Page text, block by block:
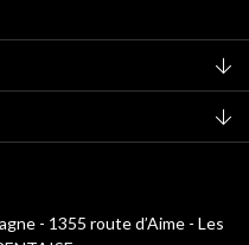
- 1355 route d’Aime - Les